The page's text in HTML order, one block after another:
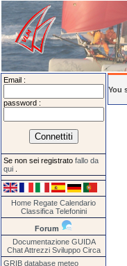
Email :
password :
Se non sei registrato fallo da
qui
Home Regate Calendario
Classifica Telefonini
Forum
Documentazione GUIDA
Chat Attrezzi Sviluppo Circa
GRIB database meteo
You